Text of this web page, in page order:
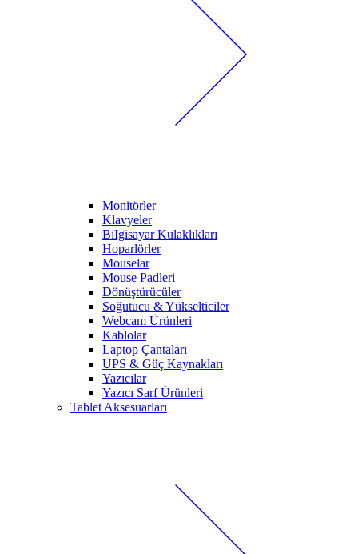
Monitörler
Klavyeler
BiIgisayar Kulaklıkları
Hoparlörler
Mouselar
Mouse Padleri
Dönüştürücüler
Soğutucu & Yükselticiler
Webcam Ürünleri
Kablolar
Laptop Çantaları
UPS & Güç Kaynakları
Yazıcılar
Yazıcı Sarf Ürünleri
Tablet Aksesuarları